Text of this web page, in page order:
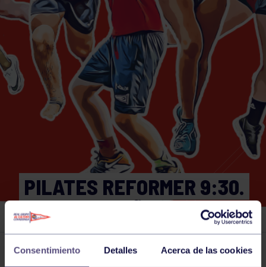
Consentimiento Detalles Acerca de las cookies
PILATES REFORMER 9:30.
GRUPO BEGOÑA